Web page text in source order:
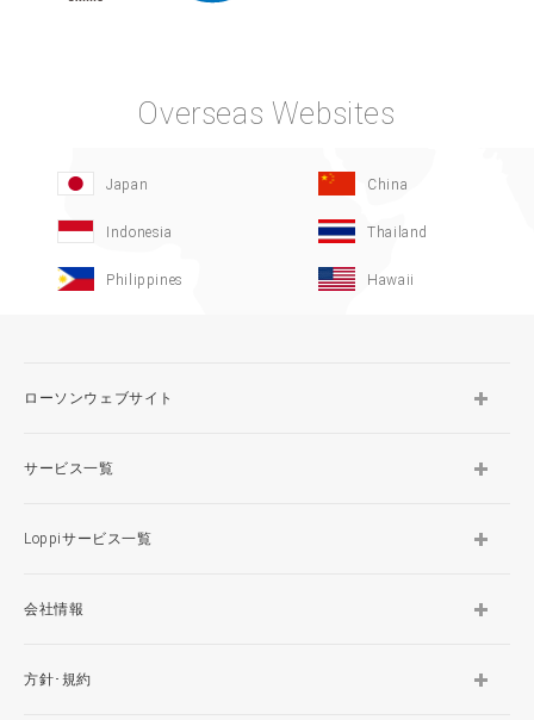
Overseas Websites
Japan China
Indonesia Thailand
Philippines Hawaii
ローソンウェブサイト
サービス一覧
Loppiサービス一覧
会社情報
方針･規約